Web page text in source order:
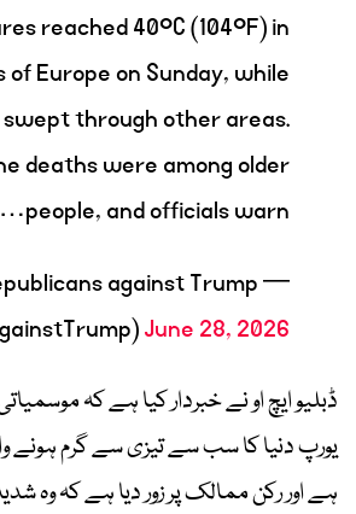
reached 40°C (104°F) in
of Europe on Sunday, while
through other areas.
deaths were among older
people, and officials warn…
against Trump
June 28, 2026
ڈبلیو ایچ او نے خبردار کیا ہے کہ
یورپ دنیا کا سب سے تیزی سے گرم ہونے
ہے اور رکن ممالک پر زور دیا ہے کہ وہ